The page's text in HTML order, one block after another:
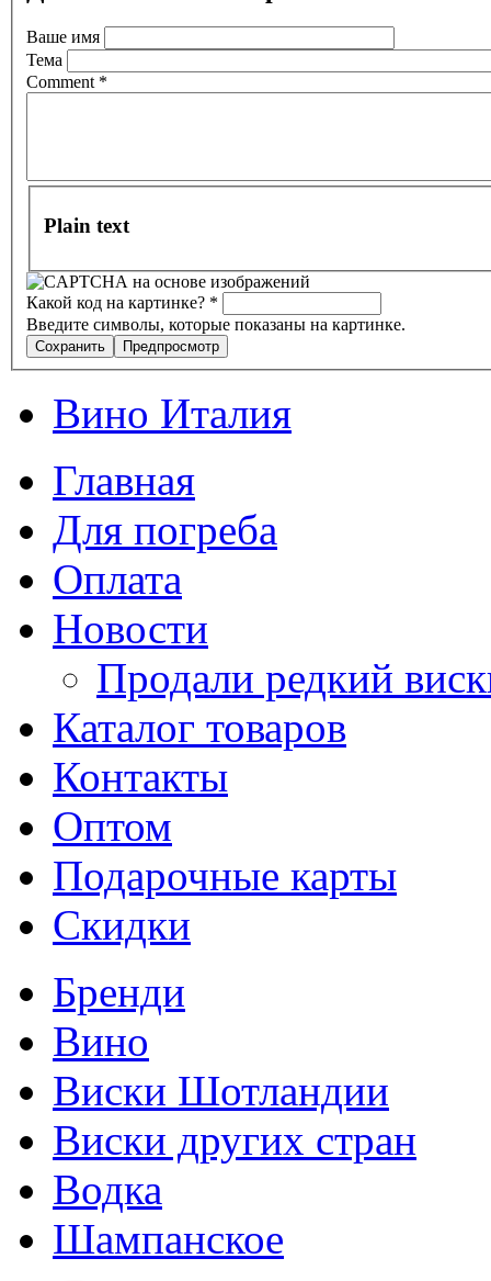
Ваше имя
Тема
Comment *
Plain text
Какой код на картинке? *
Введите символы, которые показаны на картинке.
Вино Италия
Главная
Для погреба
Оплата
Новости
Продали редкий
Каталог товаров
Контакты
Оптом
Подарочные карты
Скидки
Бренди
Вино
Виски Шотландии
Виски других стран
Водка
Шампанское